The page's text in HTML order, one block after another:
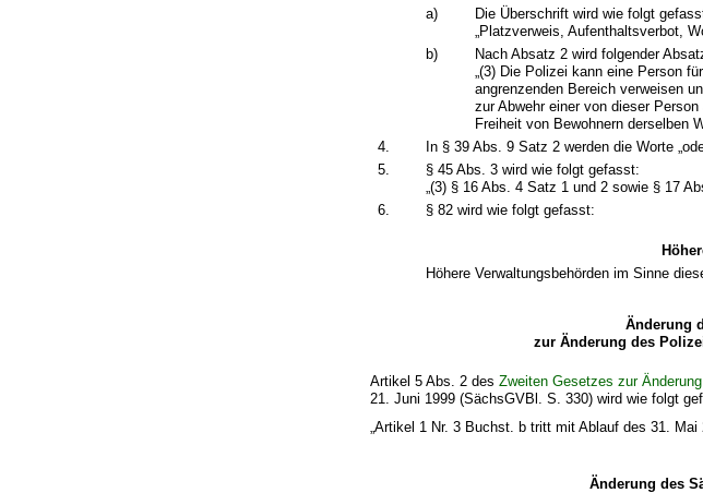
a)
Die Überschrift wird wie folgt
„Platzverweis, Aufenthaltsverbot,
b)
Nach Absatz 2 wird folgender
„(3) Die Polizei kann eine Person
angrenzenden Bereich verweisen
zur Abwehr einer von dieser
Freiheit von Bewohnern derselben
4.
In § 39 Abs. 9 Satz 2 werden die Worte
5.
§ 45 Abs. 3 wird wie folgt gefasst:
„(3) § 16 Abs. 4 Satz 1 und 2 sowie § 17
6.
§ 82 wird wie folgt gefasst:
Höhere Verwaltungsbehörden im Sinne
Änderung
zur Änderung des
Artikel 5 Abs. 2 desZweiten Gesetzes zur
21. Juni 1999 (SächsGVBl. S. 330) wird wie folgt
„Artikel 1 Nr. 3 Buchst. b tritt mit Ablauf des 31. Mai
Änderung des